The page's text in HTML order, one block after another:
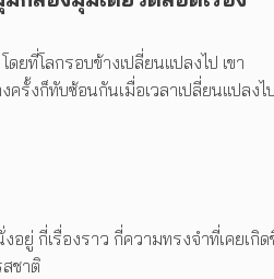
ยที่โลกรอบข้างเปลี่ยนแปลงไป เขา
รั้งก็ทับซ้อนกันเมื่อเวลาเปลี่ยนแปลงไ
ยู่ กี่เรื่องราว กี่ความทรงจำที่เคยเกิด
ชาติ